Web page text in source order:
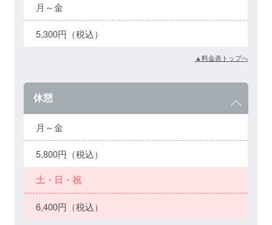
月～金
5,300円（税込）
▲料金表トップへ
休憩
月～金
5,800円（税込）
土・日・祝
6,400円（税込）